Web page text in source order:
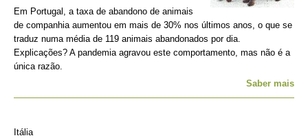
Em Portugal, a taxa de abandono de animais
de companhia aumentou em mais de 30% nos últimos anos, o que se
traduz numa média de 119 animais abandonados por dia.
Explicações? A pandemia agravou este comportamento, mas não é a
única razão.
Saber mais
Itália